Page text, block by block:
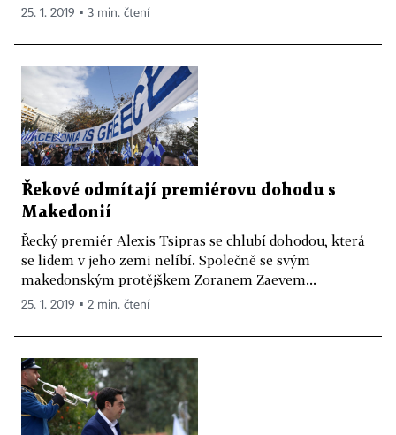
25. 1. 2019 ▪ 3 min. čtení
Řekové odmítají premiérovu dohodu s
Makedonií
Řecký premiér Alexis Tsipras se chlubí dohodou, která
se lidem v jeho zemi nelíbí. Společně se svým
makedonským protějškem Zoranem Zaevem...
25. 1. 2019 ▪ 2 min. čtení